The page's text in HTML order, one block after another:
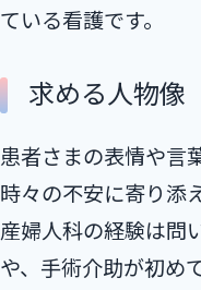
ている看護です。
求める人物像
患者さまの表情や言
時々の不安に寄り添
産婦人科の経験は問
や、手術介助が初め